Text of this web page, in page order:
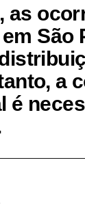
as
São
a
é